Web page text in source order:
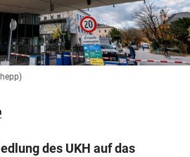
& Co KG 2026
des UKH auf das